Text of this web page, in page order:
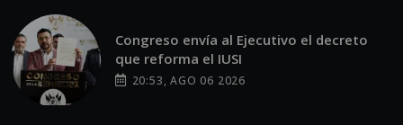
Congreso envía al Ejecutivo el decreto
que reforma el IUSI
20:53, AGO 06 2026